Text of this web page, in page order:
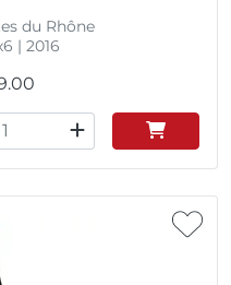
du Rhône
| 2016